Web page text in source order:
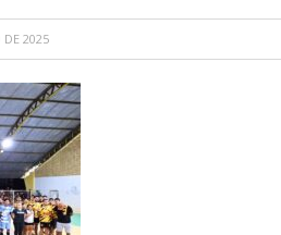
DE 2025